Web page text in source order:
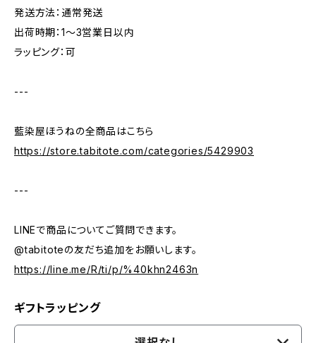
発送方法：通常発送
出荷時期：1〜3営業日以内
ラッピング：可
---
藍染屋ほうねの全商品はこちら
https://store.tabitote.com/categories/5429903
---
LINEで商品についてご質問できます。
@tabitoteの友だち追加をお願いします。
https://line.me/R/ti/p/%40khn2463n
ギフトラッピング